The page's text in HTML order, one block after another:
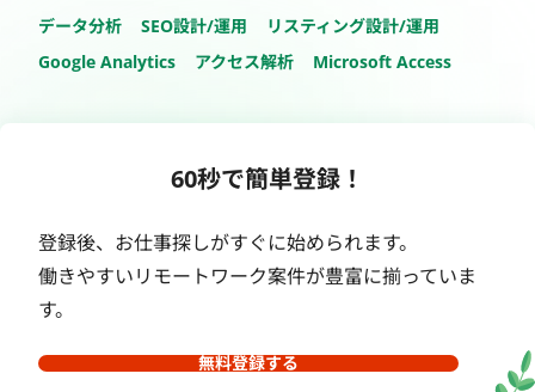
データ分析 SEO設計/運用
リスティング設計/運用
Google Analytics
アクセス解析 Microsoft Access
60秒で簡単登録！
登録後、お仕事探しがすぐに始められます。
働きやすいリモートワーク案件が豊富に揃っていま
す。
無料登録する